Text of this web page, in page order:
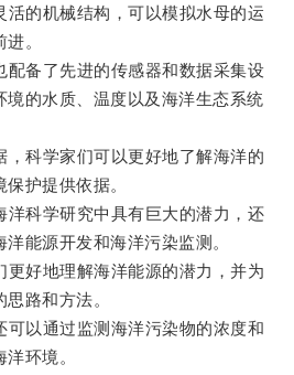
的机械结构，可以模拟水母的运
。
备了先进的传感器和数据采集设
境的水质、温度以及海洋生态系统
科学家们可以更好地了解海洋的
护提供依据。
科学研究中具有巨大的潜力，还
能源开发和海洋污染监测。
好地理解海洋能源的潜力，并为
路和方法。
以通过监测海洋污染物的浓度和
环境。